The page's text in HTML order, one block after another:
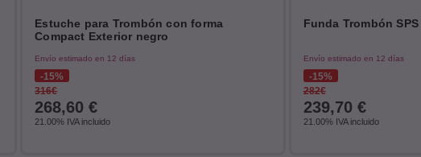
Estuche para Trombón con forma
Compact Exterior negro
Envío estimado en 12 días
15%
316€
268,60 €
21.00% IVA incluido
Envío estimado en 12 días
15%
282€
239,70 €
21.00% IVA incluido